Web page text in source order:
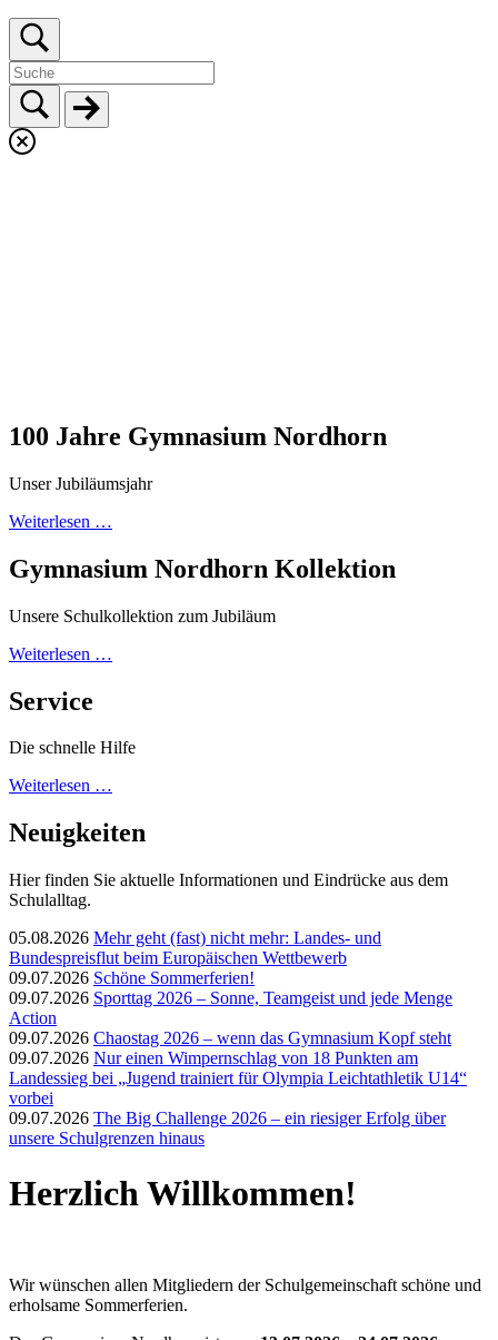
100 Jahre Gymnasium Nordhorn
Unser Jubiläumsjahr
Weiterlesen …
Gymnasium Nordhorn Kollektion
Unsere Schulkollektion zum Jubiläum
Weiterlesen …
Service
Die schnelle Hilfe
Weiterlesen …
Neuigkeiten
Hier finden Sie aktuelle Informationen und Eindrücke aus dem
Schulalltag.
05.08.2026 Mehr geht (fast) nicht mehr: Landes- und
Bundespreisflut beim Europäischen Wettbewerb
09.07.2026 Schöne Sommerferien!
09.07.2026 Sporttag 2026 – Sonne, Teamgeist und jede Menge
Action
09.07.2026 Chaostag 2026 – wenn das Gymnasium Kopf steht
09.07.2026 Nur einen Wimpernschlag von 18 Punkten am
Landessieg bei „Jugend trainiert für Olympia Leichtathletik U14“
vorbei
09.07.2026 The Big Challenge 2026 – ein riesiger Erfolg über
unsere Schulgrenzen hinaus
Herzlich Willkommen!
Wir wünschen allen Mitgliedern der Schulgemeinschaft schöne und
erholsame Sommerferien.